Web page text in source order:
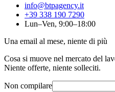
info@btpagency.it
+39 338 190 7290
Lun–Ven, 9:00–18:00
Una email al mese, niente di più
Cosa si muove nel mercato del
Niente offerte, niente solleciti.
Non compilare